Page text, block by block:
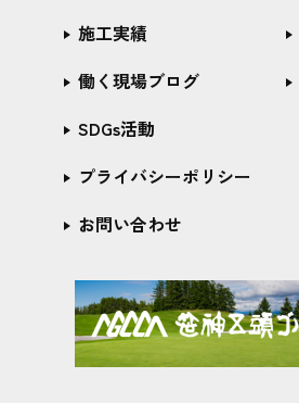
施工実績
働く現場ブログ
SDGs活動
プライバシーポリシー
お問い合わせ